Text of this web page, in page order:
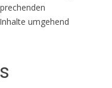
umgehend